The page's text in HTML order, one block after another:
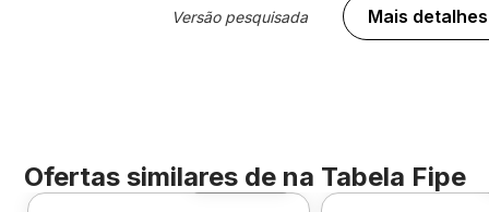
Versão pesquisada Mais detalhes
Ofertas similares de na Tabela Fipe
Foto 360º